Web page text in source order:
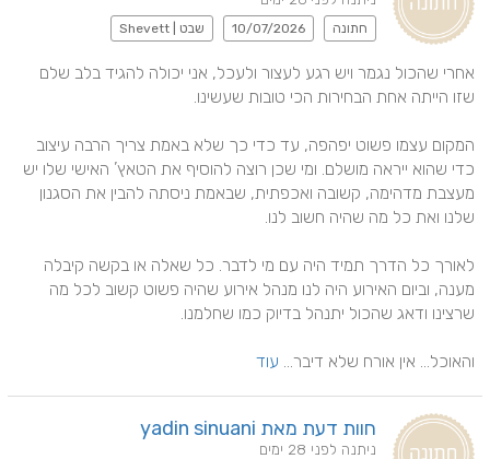
חתונה 10/07/2026 שבט | Shevett
והאוכל… אין אורח שלא דיבר... עוד
חוות דעת מאת yadin sinuani
ניתנה לפני 28 ימים